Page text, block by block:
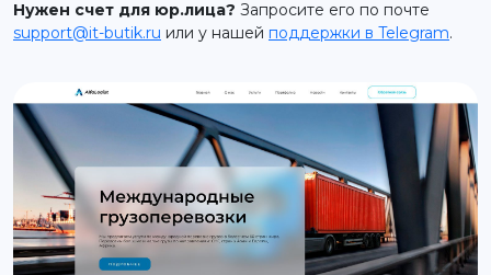
Нужен счет для юр.лица? Запросите его по почте
support@it-butik.ru или у нашей поддержки в Telegram.